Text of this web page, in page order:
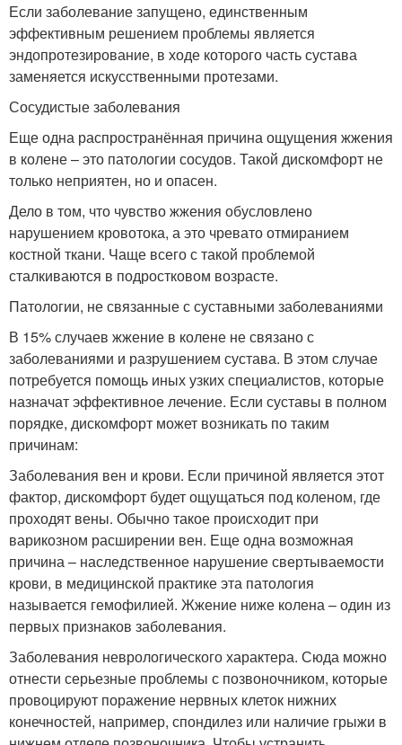
Если заболевание запущено, единственным
эффективным решением проблемы является
эндопротезирование, в ходе которого часть сустава
заменяется искусственными протезами.
Сосудистые заболевания
Еще одна распространённая причина ощущения жжения
в колене – это патологии сосудов. Такой дискомфорт не
только неприятен, но и опасен.
Дело в том, что чувство жжения обусловлено
нарушением кровотока, а это чревато отмиранием
костной ткани. Чаще всего с такой проблемой
сталкиваются в подростковом возрасте.
Патологии, не связанные с суставными заболеваниями
В 15% случаев жжение в колене не связано с
заболеваниями и разрушением сустава. В этом случае
потребуется помощь иных узких специалистов, которые
назначат эффективное лечение. Если суставы в полном
порядке, дискомфорт может возникать по таким
причинам:
Заболевания вен и крови. Если причиной является этот
фактор, дискомфорт будет ощущаться под коленом, где
проходят вены. Обычно такое происходит при
варикозном расширении вен. Еще одна возможная
причина – наследственное нарушение свертываемости
крови, в медицинской практике эта патология
называется гемофилией. Жжение ниже колена – один из
первых признаков заболевания.
Заболевания неврологического характера. Сюда можно
отнести серьезные проблемы с позвоночником, которые
провоцируют поражение нервных клеток нижних
конечностей, например, спондилез или наличие грыжи в